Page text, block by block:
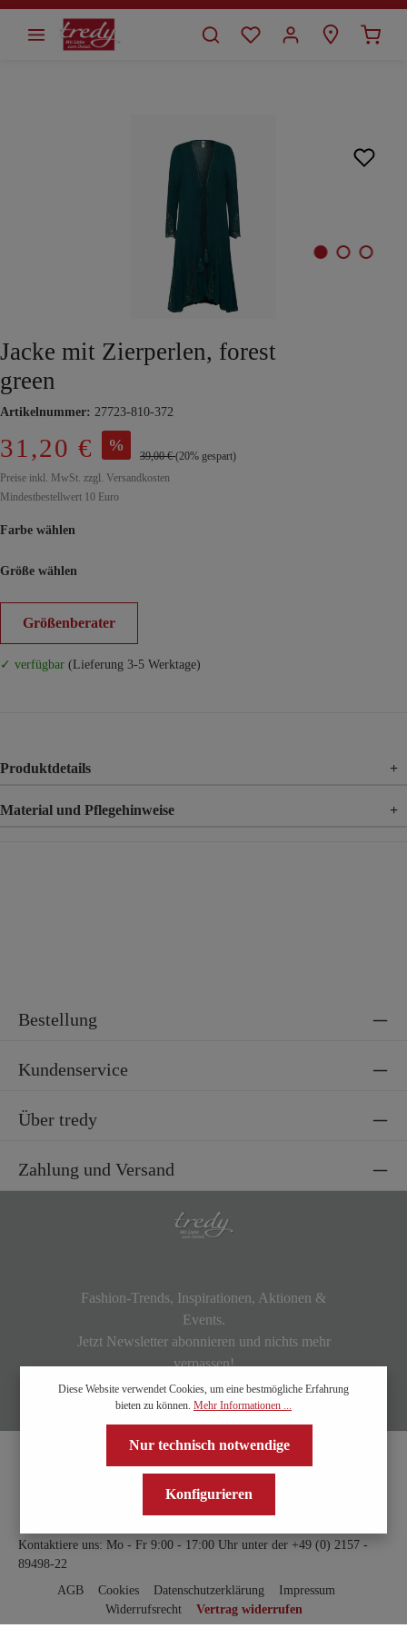
springen
Jacke mit Zierperlen, forest
green
Artikelnummer: 27723-810-372
31,20 € %
39,00 €(20% gespart)
Preise inkl. MwSt. zzgl. Versandkosten
Mindestbestellwert 10 Euro
Farbe wählen
Größe wählen
Größenberater
✓ verfügbar (Lieferung 3-5 Werktage)
Produktdetails +
Material und Pflegehinweise +
Bestellung
Kundenservice
Über tredy
Zahlung und Versand
Fashion-Trends, Inspirationen, Aktionen &
Events.
Jetzt Newsletter abonnieren und nichts mehr
verpassen!
Kontaktiere uns: Mo - Fr 9:00 - 17:00 Uhr unter der +49 (0) 2157 -
89498-22
AGB
Cookies Datenschutzerklärung
Impressum
Widerrufsrecht
Vertrag widerrufen
Diese Website verwendet Cookies, um eine bestmögliche Erfahrung
bieten zu können. Mehr Informationen ...
Nur technisch notwendige
Konfigurieren